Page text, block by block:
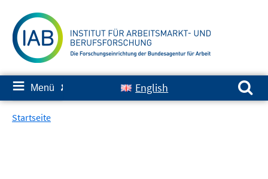
zum
Inhalt
≡ Menü ✘ English
Suchen nach:
Startseite